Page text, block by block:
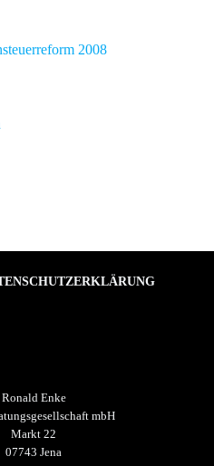
2008
Ronald Enke
mbH
Markt 22
07743 Jena